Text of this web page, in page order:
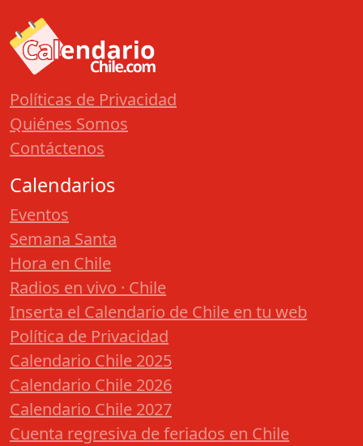
Políticas de Privacidad
Quiénes Somos
Contáctenos
Calendarios
Eventos
Semana Santa
Hora en Chile
Radios en vivo · Chile
Inserta el Calendario de Chile en tu web
Política de Privacidad
Calendario Chile 2025
Calendario Chile 2026
Calendario Chile 2027
Cuenta regresiva de feriados en Chile